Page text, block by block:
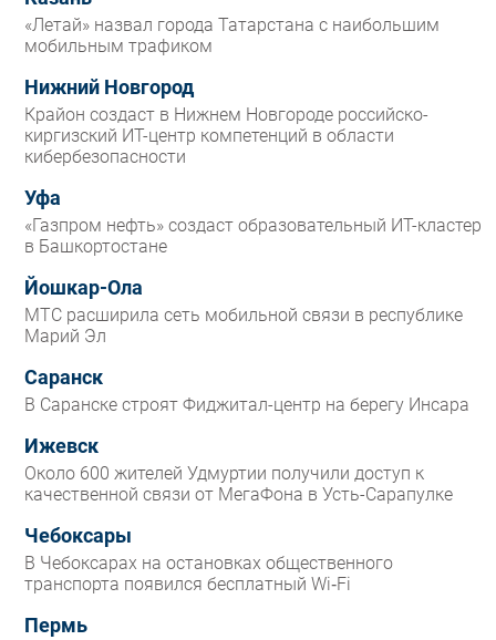
«Летай» назвал города Татарстана с наибольшим
мобильным трафиком
Нижний Новгород
Крайон создаст в Нижнем Новгороде российско-
киргизский ИТ-центр компетенций в области
кибербезопасности
Уфа
«Газпром нефть» создаст образовательный ИТ-кластер
в Башкортостане
Йошкар-Ола
МТС расширила сеть мобильной связи в республике
Марий Эл
Саранск
В Саранске строят Фиджитал-центр на берегу Инсара
Ижевск
Около 600 жителей Удмуртии получили доступ к
качественной связи от МегаФона в Усть-Сарапулке
Чебоксары
В Чебоксарах на остановках общественного
транспорта появился бесплатный Wi‑Fi
Пермь